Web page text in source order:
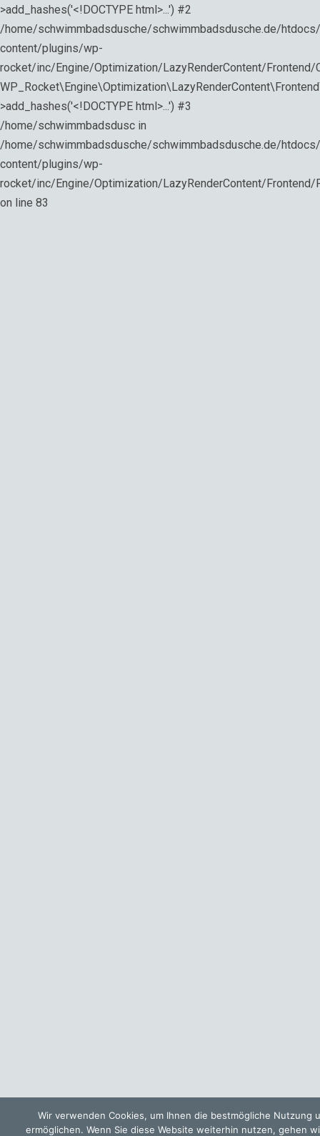
Wir verwenden Cookies, um Ihnen die bestmögliche Nutzung
ermöglichen. Wenn Sie diese Website weiterhin nutzen, gehen
>add_hashes('<!DOCTYPE html>...') #2
/home/schwimmbadsdusche/schwimmbadsdusche.de/
content/plugins/wp-
rocket/inc/Engine/Optimization/LazyRenderContent/Frontend/
>add_hashes('<!DOCTYPE html>...') #3
/home/schwimmbadsdusc in
/home/schwimmbadsdusche/schwimmbadsdusche.de/
content/plugins/wp-
rocket/inc/Engine/Optimization/LazyRenderContent/
on line 83